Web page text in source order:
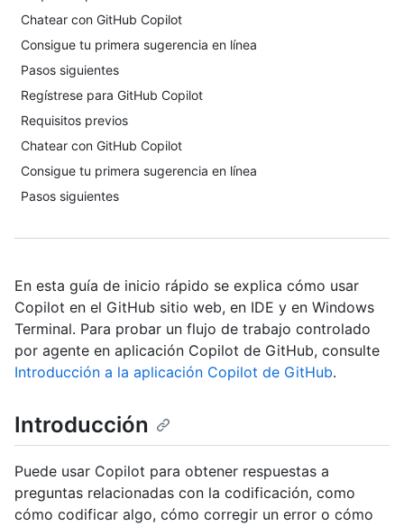
Chatear con GitHub Copilot
Consigue tu primera sugerencia en línea
Pasos siguientes
Regístrese para GitHub Copilot
Requisitos previos
Chatear con GitHub Copilot
Consigue tu primera sugerencia en línea
Pasos siguientes
En esta guía de inicio rápido se explica cómo usar
Copilot en el GitHub sitio web, en IDE y en Windows
Terminal. Para probar un flujo de trabajo controlado
por agente en aplicación Copilot de GitHub, consulte
Introducción a la aplicación Copilot de GitHub.
Introducción
Puede usar Copilot para obtener respuestas a
preguntas relacionadas con la codificación, como
cómo codificar algo, cómo corregir un error o cómo